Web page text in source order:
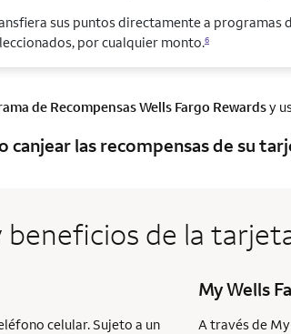
sus puntos directamente a programas
por cualquier monto.6
de RecompensasWells Fargo Rewardsy
las recompensas de su
beneficios de la
celular. Sujeto a un
My Wells
A través de